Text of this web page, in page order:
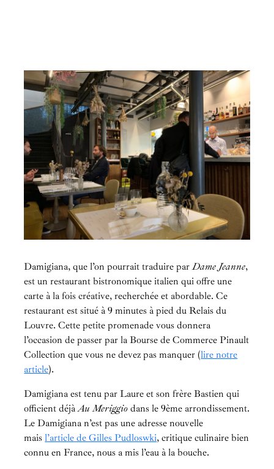
Damigiana, que l’on pourrait traduire parDame Jeanne,
est un restaurant bistronomique italien qui offre une
carte à la fois créative, recherchée et abordable. Ce
restaurant est situé à 9 minutes à pied du Relais du
Louvre. Cette petite promenade vous donnera
l’occasion de passer par la Bourse de Commerce Pinault
Collection que vous ne devez pas manquer (lire notre
article).
Damigiana est tenu par Laure et son frère Bastien qui
officient déjàAu Meriggio dans le 9ème arrondissement.
Le Damigiana n’est pas une adresse nouvelle
maisl’article de Gilles Pudloswki, critique culinaire bien
connu en France, nous a mis l’eau à la bouche.